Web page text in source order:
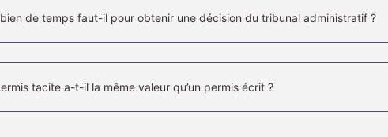
de temps faut-il pour obtenir une décision du tribunal administratif ?
tacite a-t-il la même valeur qu’un permis écrit ?